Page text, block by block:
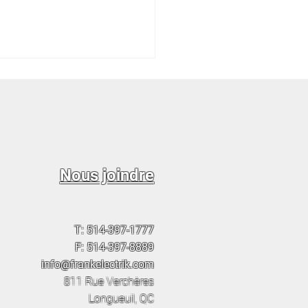
Nous joindre
T: 514-397-1777
F: 514-397-8889
info@frankelectrik.com
811 Rue Verchères
Longueuil, QC